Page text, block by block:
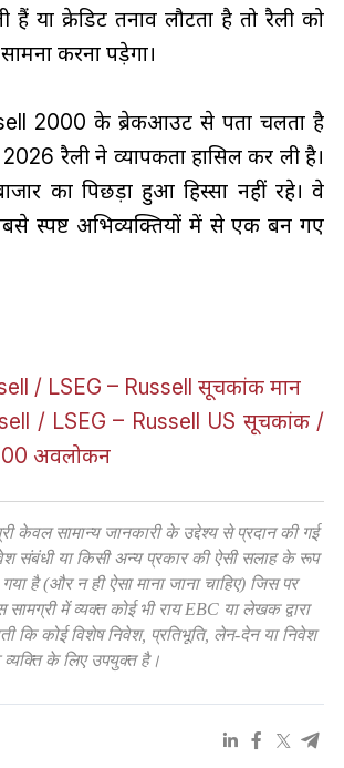
हैं या क्रेडिट तनाव लौटता है तो रैली को
करना पड़ेगा।
2000 के ब्रेकआउट से पता चलता है
2026 रैली ने व्यापकता हासिल कर ली है।
का पिछड़ा हुआ हिस्सा नहीं रहे। वे
स्पष्ट अभिव्यक्तियों में से एक बन गए
/ LSEG – Russell सूचकांक मान
/ LSEG – Russell US सूचकांक /
अवलोकन
केवल सामान्य जानकारी के उद्देश्य से प्रदान की गई
संबंधी या किसी अन्य प्रकार की ऐसी सलाह के रूप
है (और न ही ऐसा माना जाना चाहिए) जिस पर
सामग्री में व्यक्त कोई भी राय EBC या लेखक द्वारा
कि कोई विशेष निवेश, प्रतिभूति, लेन-देन या निवेश
व्यक्ति के लिए उपयुक्त है।